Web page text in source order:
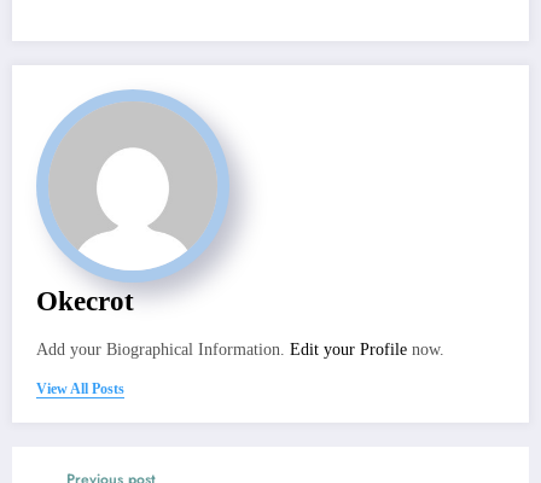
Okecrot
Add your Biographical Information. Edit your Profile now.
View All Posts